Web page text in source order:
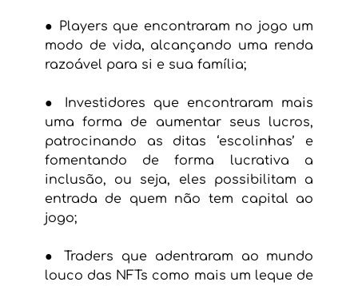
● Players que encontraram no jogo um
modo de vida, alcançando uma renda
razoável para si e sua família;
● Investidores que encontraram mais
uma forma de aumentar seus lucros,
patrocinando as ditas ‘escolinhas’ e
fomentando de forma lucrativa a
inclusão, ou seja, eles possibilitam a
entrada de quem não tem capital ao
jogo;
● Traders que adentraram ao mundo
louco das NFTs como mais um leque de